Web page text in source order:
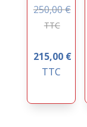
250,00€
TTC
215,00 €
TTC